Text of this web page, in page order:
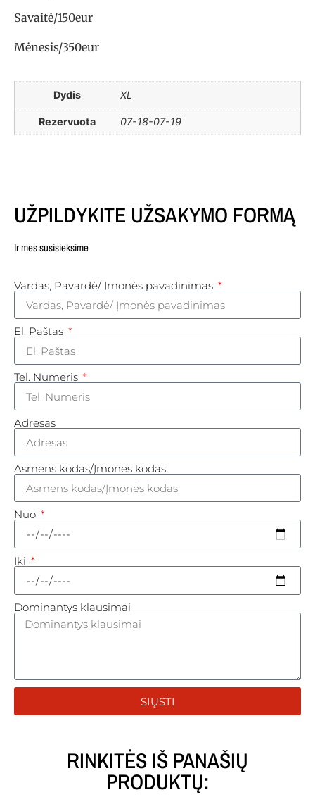
Savaitė/150eur
Mėnesis/350eur
Dydis XL
Rezervuota 07-18-07-19
UŽPILDYKITE UŽSAKYMO FORMĄ
Ir mes susisieksime
Vardas, Pavardė/ Įmonės pavadinimas
El. Paštas
Tel. Numeris
Adresas
Asmens kodas/Įmonės kodas
Nuo
Iki
Dominantys klausimai
SIŲSTI
RINKITĖS IŠ PANAŠIŲ
PRODUKTŲ: